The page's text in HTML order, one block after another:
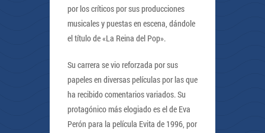
por los críticos por sus producciones
musicales y puestas en escena, dándole
el título de «La Reina del Pop».
Su carrera se vio reforzada por sus
papeles en diversas películas por las que
ha recibido comentarios variados. Su
protagónico más elogiado es el de Eva
Perón para la película Evita de 1996, por